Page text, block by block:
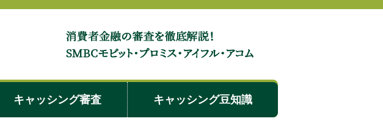
キャッシング審査 キャッシング豆知識